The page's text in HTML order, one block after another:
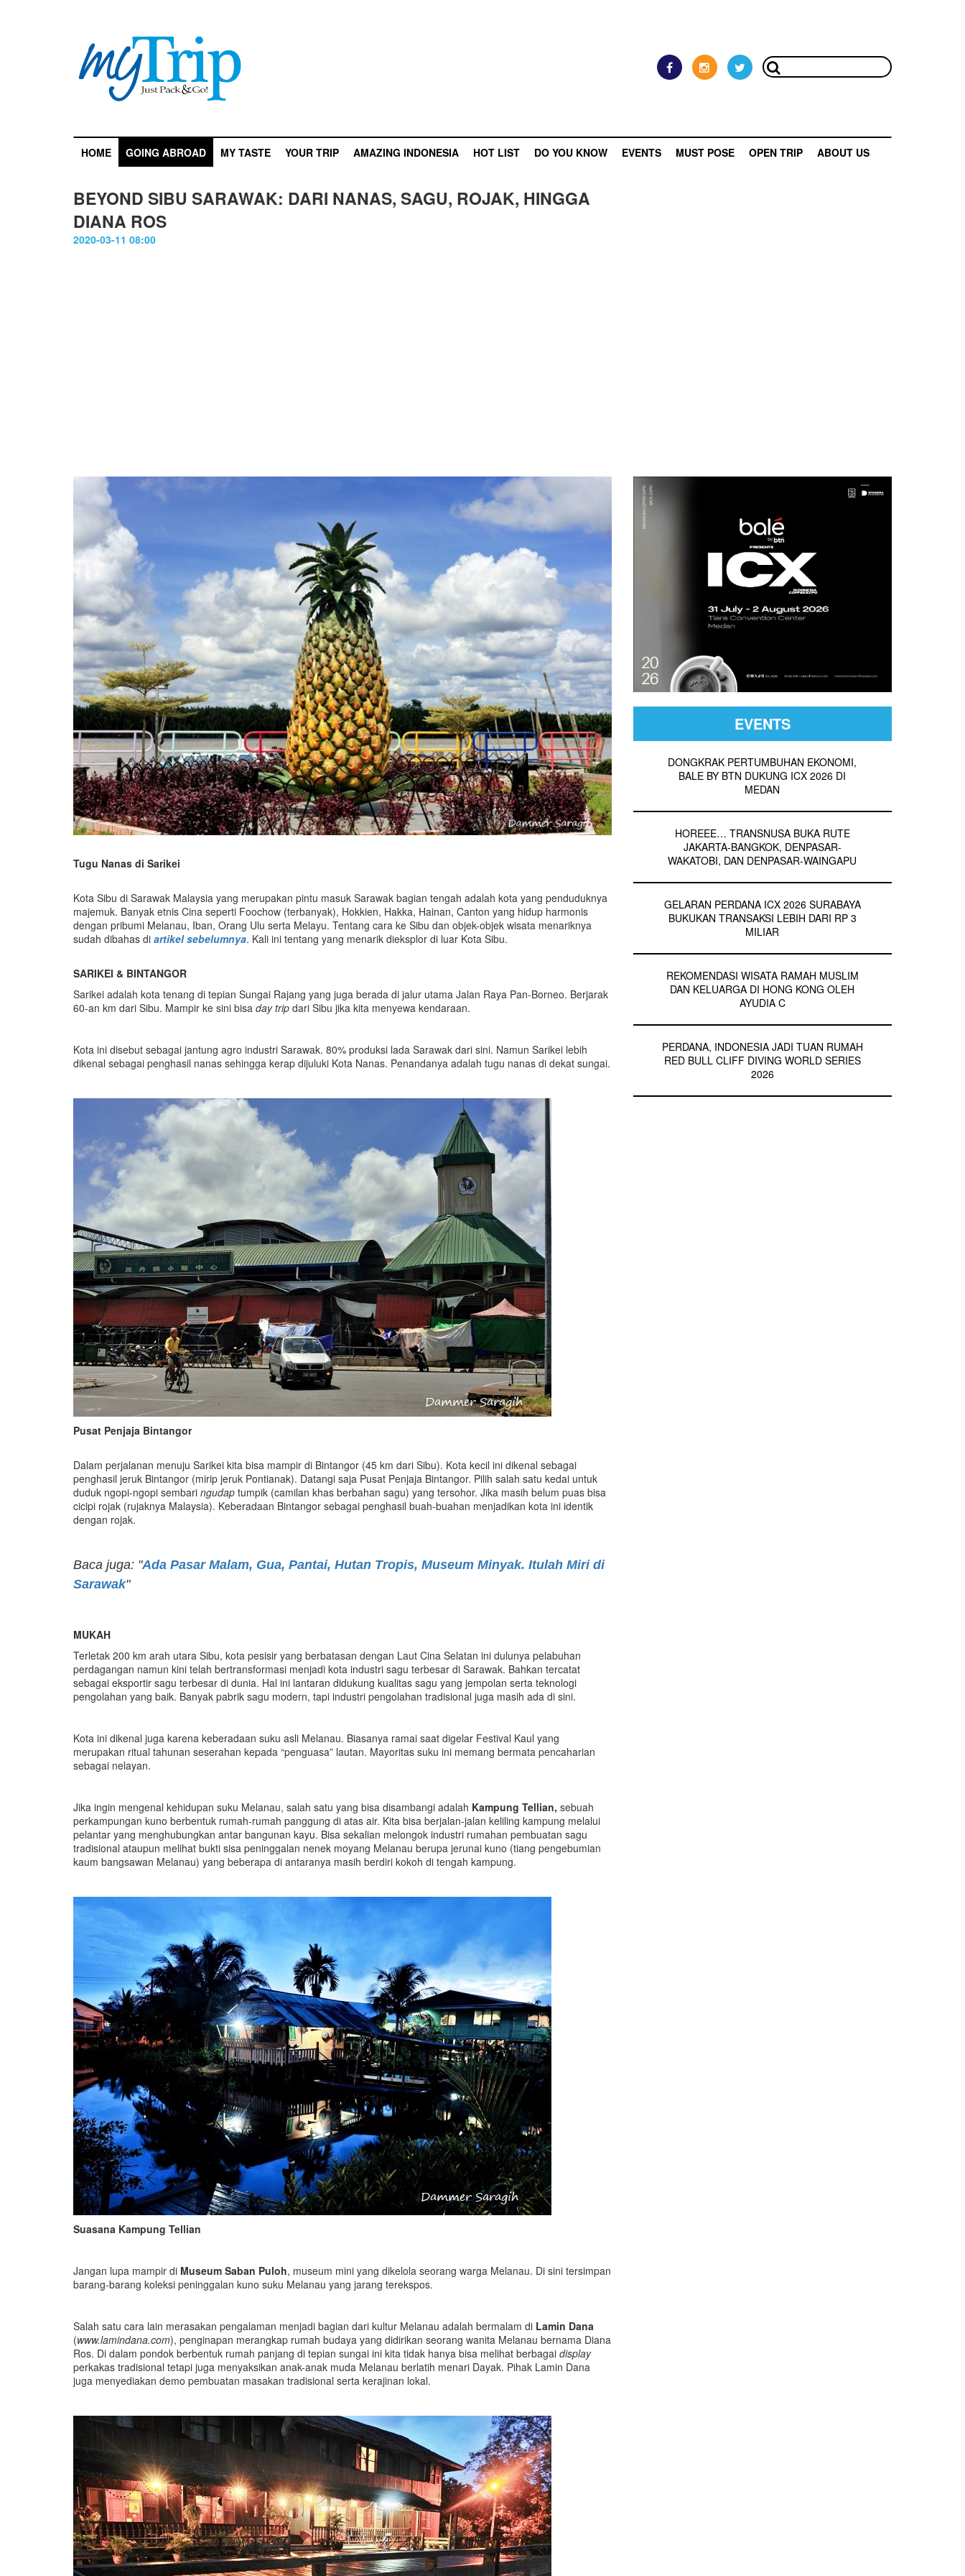
HOME GOING ABROAD MY TASTE YOUR TRIP AMAZING INDONESIA HOT LIST DO YOU KNOW EVENTS MUST POSE OPEN TRIP ABOUT US
BEYOND SIBU SARAWAK: DARI NANAS, SAGU, ROJAK, HINGGA
DIANA ROS
2020-03-11 08:00
Tugu Nanas di Sarikei
Kota Sibu di Sarawak Malaysia yang merupakan pintu masuk Sarawak bagian tengah adalah kota yang penduduknya
majemuk. Banyak etnis Cina seperti Foochow (terbanyak), Hokkien, Hakka, Hainan, Canton yang hidup harmonis
dengan pribumi Melanau, Iban, Orang Ulu serta Melayu. Tentang cara ke Sibu dan objek-objek wisata menariknya
sudah dibahas di artikel sebelumnya. Kali ini tentang yang menarik dieksplor di luar Kota Sibu.
SARIKEI & BINTANGOR
Sarikei adalah kota tenang di tepian Sungai Rajang yang juga berada di jalur utama Jalan Raya Pan-Borneo. Berjarak
60-an km dari Sibu. Mampir ke sini bisa day trip dari Sibu jika kita menyewa kendaraan.
Kota ini disebut sebagai jantung agro industri Sarawak. 80% produksi lada Sarawak dari sini. Namun Sarikei lebih
dikenal sebagai penghasil nanas sehingga kerap dijuluki Kota Nanas. Penandanya adalah tugu nanas di dekat sungai.
Pusat Penjaja Bintangor
Dalam perjalanan menuju Sarikei kita bisa mampir di Bintangor (45 km dari Sibu). Kota kecil ini dikenal sebagai
penghasil jeruk Bintangor (mirip jeruk Pontianak). Datangi saja Pusat Penjaja Bintangor. Pilih salah satu kedai untuk
duduk ngopi-ngopi sembari ngudap tumpik (camilan khas berbahan sagu) yang tersohor. Jika masih belum puas bisa
cicipi rojak (rujaknya Malaysia). Keberadaan Bintangor sebagai penghasil buah-buahan menjadikan kota ini identik
dengan rojak.
Baca juga: "Ada Pasar Malam, Gua, Pantai, Hutan Tropis, Museum Minyak. Itulah Miri di
Sarawak"
MUKAH
Terletak 200 km arah utara Sibu, kota pesisir yang berbatasan dengan Laut Cina Selatan ini dulunya pelabuhan
perdagangan namun kini telah bertransformasi menjadi kota industri sagu terbesar di Sarawak. Bahkan tercatat
sebagai eksportir sagu terbesar di dunia. Hal ini lantaran didukung kualitas sagu yang jempolan serta teknologi
pengolahan yang baik. Banyak pabrik sagu modern, tapi industri pengolahan tradisional juga masih ada di sini.
Kota ini dikenal juga karena keberadaan suku asli Melanau. Biasanya ramai saat digelar Festival Kaul yang
merupakan ritual tahunan seserahan kepada “penguasa” lautan. Mayoritas suku ini memang bermata pencaharian
sebagai nelayan.
Jika ingin mengenal kehidupan suku Melanau, salah satu yang bisa disambangi adalah Kampung Tellian, sebuah
perkampungan kuno berbentuk rumah-rumah panggung di atas air. Kita bisa berjalan-jalan keliling kampung melalui
pelantar yang menghubungkan antar bangunan kayu. Bisa sekalian melongok industri rumahan pembuatan sagu
tradisional ataupun melihat bukti sisa peninggalan nenek moyang Melanau berupa jerunai kuno (tiang pengebumian
kaum bangsawan Melanau) yang beberapa di antaranya masih berdiri kokoh di tengah kampung.
Suasana Kampung Tellian
Jangan lupa mampir di Museum Saban Puloh, museum mini yang dikelola seorang warga Melanau. Di sini tersimpan
barang-barang koleksi peninggalan kuno suku Melanau yang jarang terekspos.
Salah satu cara lain merasakan pengalaman menjadi bagian dari kultur Melanau adalah bermalam di Lamin Dana
(www.lamindana.com), penginapan merangkap rumah budaya yang didirikan seorang wanita Melanau bernama Diana
Ros. Di dalam pondok berbentuk rumah panjang di tepian sungai ini kita tidak hanya bisa melihat berbagai display
perkakas tradisional tetapi juga menyaksikan anak-anak muda Melanau berlatih menari Dayak. Pihak Lamin Dana
juga menyediakan demo pembuatan masakan tradisional serta kerajinan lokal.
EVENTS
DONGKRAK PERTUMBUHAN EKONOMI,
BALE BY BTN DUKUNG ICX 2026 DI
MEDAN
HOREEE… TRANSNUSA BUKA RUTE
JAKARTA-BANGKOK, DENPASAR-
WAKATOBI, DAN DENPASAR-WAINGAPU
GELARAN PERDANA ICX 2026 SURABAYA
BUKUKAN TRANSAKSI LEBIH DARI RP 3
MILIAR
REKOMENDASI WISATA RAMAH MUSLIM
DAN KELUARGA DI HONG KONG OLEH
AYUDIA C
PERDANA, INDONESIA JADI TUAN RUMAH
RED BULL CLIFF DIVING WORLD SERIES
2026